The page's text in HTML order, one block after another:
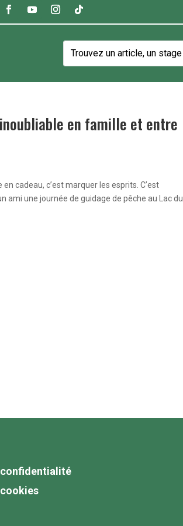
en famille et entre
cadeau, c’est marquer les esprits. C’est
une journée de guidage de pêche au Lac du
cookies